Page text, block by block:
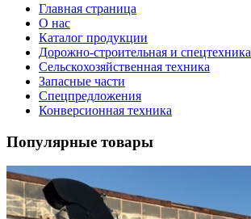
Главная страница
О нас
Каталог продукции
Дорожно-строительная и спецтехника
Сельскохозяйственная техника
Запасные части
Спецпредложения
Конверсионная техника
Популярные товары